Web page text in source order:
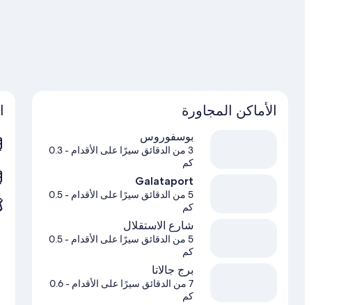
الأماكن المجاورة
بوسفوروس
3 من الدقائق سيرًا على الأقدام
- 0.3
كم
Galataport
5 من الدقائق سيرًا على الأقدام
- 0.5
كم
شارع الاستقلال
5 من الدقائق سيرًا على الأقدام
- 0.5
كم
برج جالاتا
7 من الدقائق سيرًا على الأقدام
- 0.6
كم